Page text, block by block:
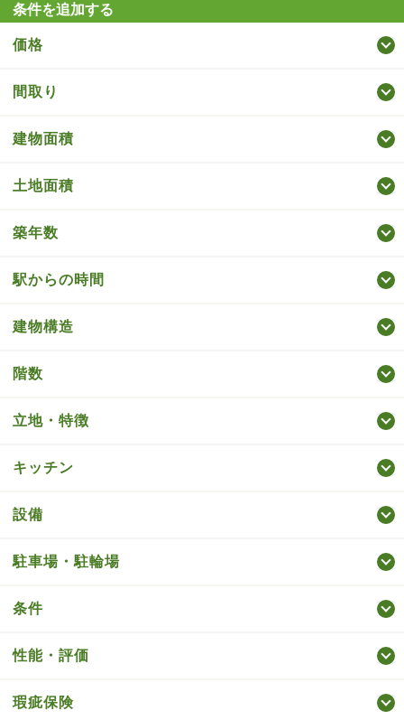
条件を追加する
価格
間取り
建物面積
土地面積
築年数
駅からの時間
建物構造
階数
立地・特徴
キッチン
設備
駐車場・駐輪場
条件
性能・評価
瑕疵保険